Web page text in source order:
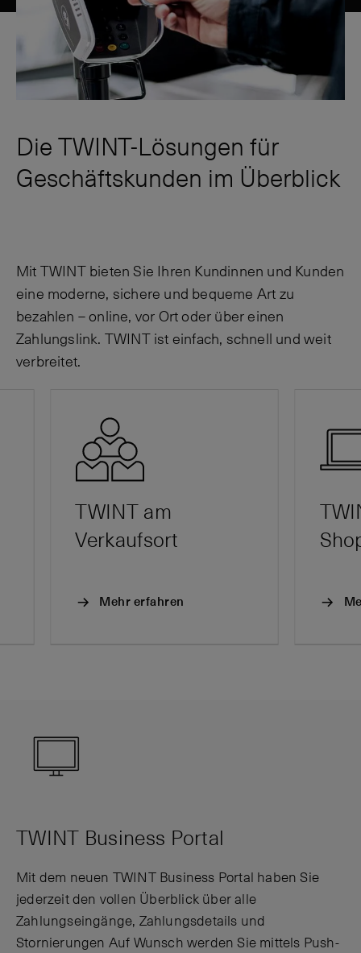
Die TWINT-Lösungen für
Geschäftskunden im Überblick
Mit TWINT bieten Sie Ihren Kundinnen und Kunden
eine moderne, sichere und bequeme Art zu
bezahlen – online, vor Ort oder über einen
Zahlungslink. TWINT ist einfach, schnell und weit
verbreitet.
TWINT am
Verkaufsort
Mehr erfahren
TWINT Business Portal
Mit dem neuen TWINT Business Portal haben Sie
jederzeit den vollen Überblick über alle
Zahlungseingänge, Zahlungsdetails und
Stornierungen Auf Wunsch werden Sie mittels Push-